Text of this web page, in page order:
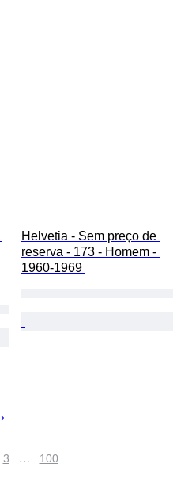
Helvetia - Sem preço de
reserva - 173 - Homem -
1960-1969
3 … 100